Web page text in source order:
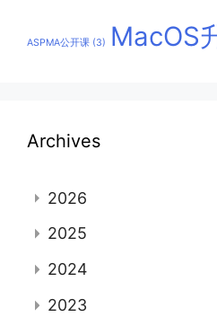
ASPMA公开课 (3) MacOS
Archives
2026
2025
2024
2023